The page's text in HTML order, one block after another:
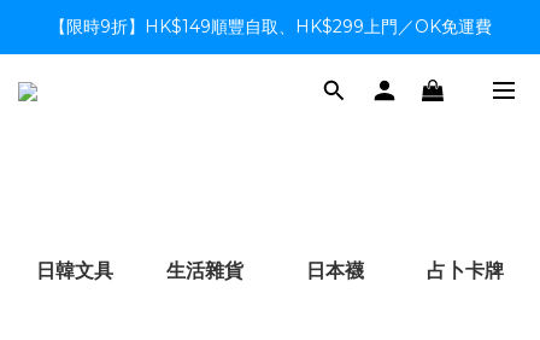
【限時9折】HK$149順豐自取、HK$299上門／OK免運費
【限時9折】HK$149順豐自取、HK$299上門／OK免運費
支付系統升級中，暫停信用卡支付至8月中，造成不便感謝諒解
日韓文具 生活雜貨 日本襪 占卜卡牌